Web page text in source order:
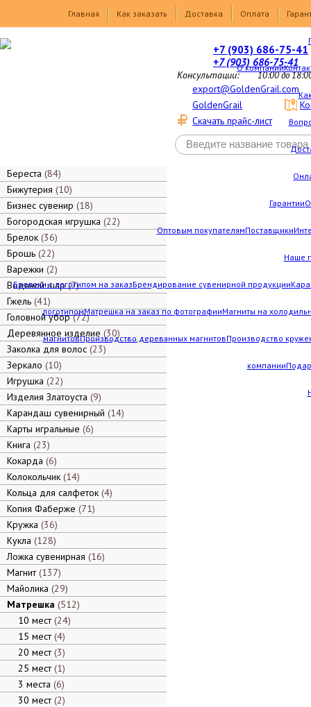
Главная
Как заказать Доставка Оплата
О компании
Гарантии
Оптовым покупателямПоставщики
Наше
Брелоки с логотипом на заказБрендирование сувенирной продукции
логотипомМатрешка на заказ по фотографииМагниты на
магнитовПроизводство деревянных магнитовПроизводство
компании
+7 (903) 686-75-41
+7 (903) 686-75-41
Консультации: 10:00 до
export@GoldenGrail.com
GoldenGrail
Скачать прайс-лист
Береста 84
Бижутерия 10
Бизнес сувенир 18
Богородская игрушка 22
Брелок 36
Брошь 22
Варежки 2
Водяной шар 7
Гжель 41
Головной убор 72
Деревянное изделие 30
Заколка для волос 23
Зеркало 10
Игрушка 22
Изделия Златоуста 9
Карандаш сувенирный 14
Карты игральные 6
Книга 23
Кокарда 6
Колокольчик 14
Кольца для салфеток 4
Копия Фаберже 71
Кружка 36
Кукла 128
Ложка сувенирная 16
Магнит 137
Майолика 29
Матрешка 512
10 мест 24
15 мест 4
20 мест 3
25 мест 1
3 места 6
30 мест 2